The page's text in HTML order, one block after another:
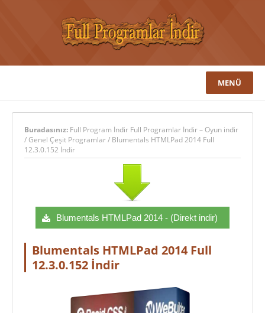
MENÜ
Buradasınız: Full Program İndir Full Programlar İndir – Oyun indir
/Genel Çeşit Programlar/ Blumentals HTMLPad 2014 Full
12.3.0.152 İndir
Blumentals HTMLPad 2014 - (Direkt indir)
Blumentals HTMLPad 2014 Full
12.3.0.152 İndir